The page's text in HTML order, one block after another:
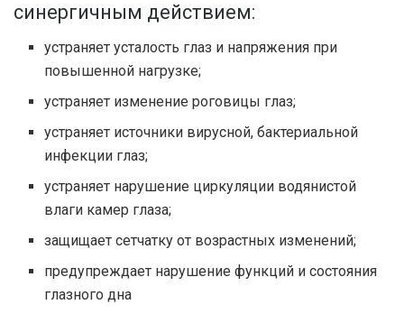
синергичным действием:
устраняет усталость глаз и напряжения при
повышенной нагрузке;
устраняет изменение роговицы глаз;
устраняет источники вирусной, бактериальной
инфекции глаз;
устраняет нарушение циркуляции водянистой
влаги камер глаза;
защищает сетчатку от возрастных изменений;
предупреждает нарушение функций и состояния
глазного дна